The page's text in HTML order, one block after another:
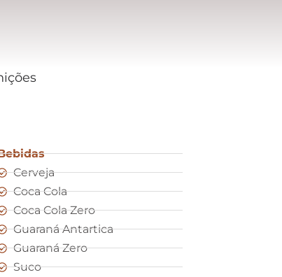
Cerveja
Coca Cola
Coca Cola Zero
Guaraná Antartica
Guaraná Zero
Suco